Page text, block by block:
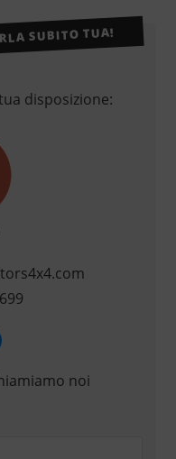
SUBITO TUA!
disposizione:
noi